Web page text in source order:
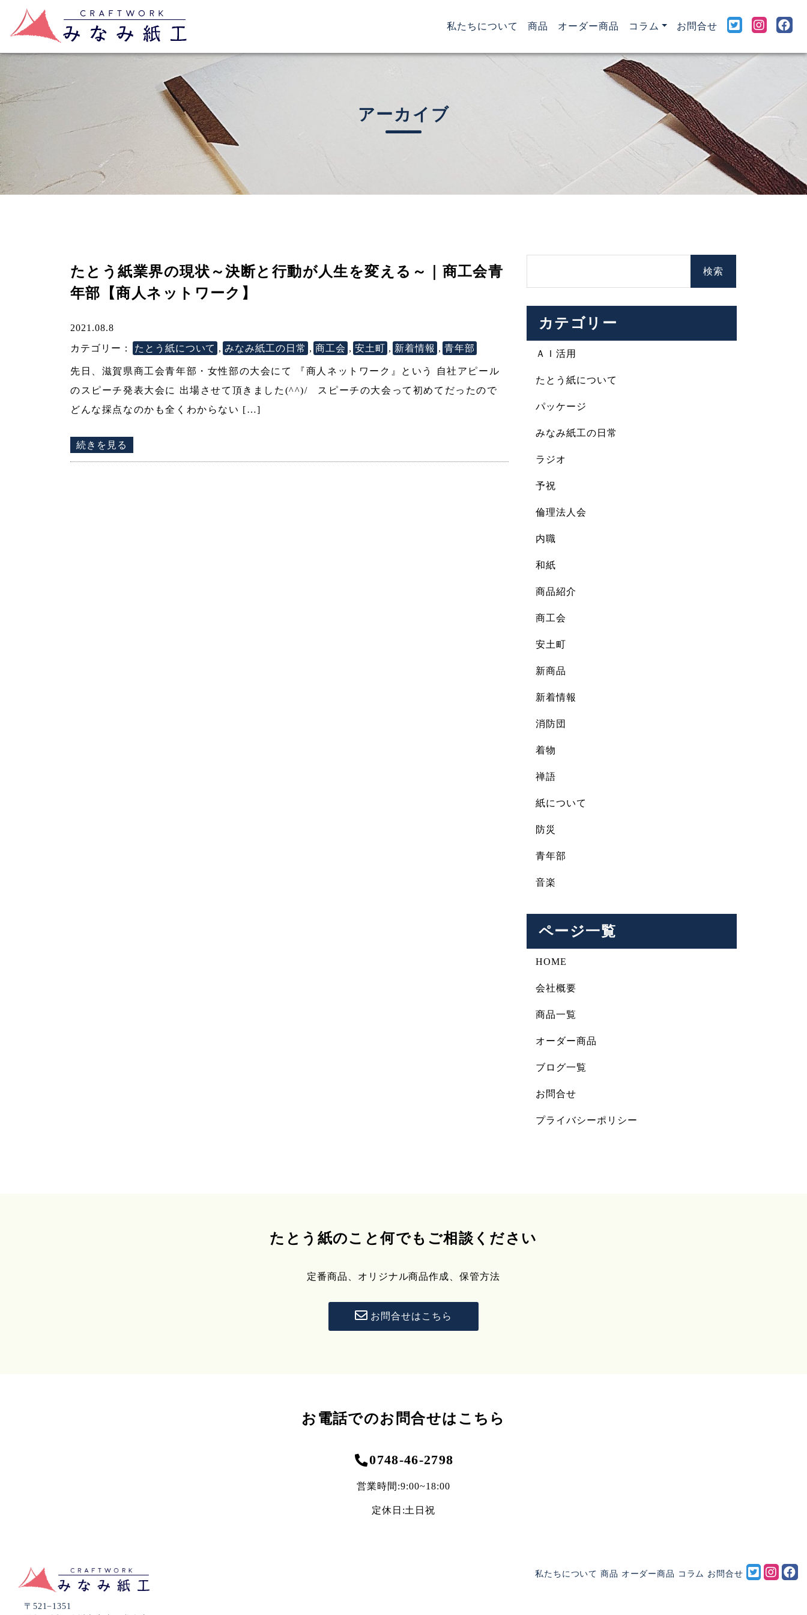
私たちについて (current)
商品 オーダー商品 コラム お問合せ
アーカイブ
たとう紙業界の現状～決断と行動が人生を変える～｜商工会青
年部【商人ネットワーク】
2021.08.8
カテゴリー：
たとう紙について , みなみ紙工の日常 , 商工会 , 安土町 , 新着情報 , 青年部
先日、滋賀県商工会青年部・女性部の大会にて 『商人ネットワーク』という 自社アピール
のスピーチ発表大会に 出場させて頂きました(^^)/ スピーチの大会って初めてだったので
どんな採点なのかも全くわからない […]
続きを見る
カテゴリー
ＡＩ活用
たとう紙について
パッケージ
みなみ紙工の日常
ラジオ
予祝
倫理法人会
内職
和紙
商品紹介
商工会
安土町
新商品
新着情報
消防団
着物
禅語
紙について
防災
青年部
音楽
ページ一覧
HOME
会社概要
商品一覧
オーダー商品
ブログ一覧
お問合せ
プライバシーポリシー
たとう紙のこと何でもご相談ください
定番商品、オリジナル商品作成、保管方法
お問合せはこちら
お電話でのお問合せはこちら
0748-46-2798
営業時間:9:00~18:00
定休日:土日祝
〒521−1351
私たちについて 商品 オーダー商品 コラム お問合せ